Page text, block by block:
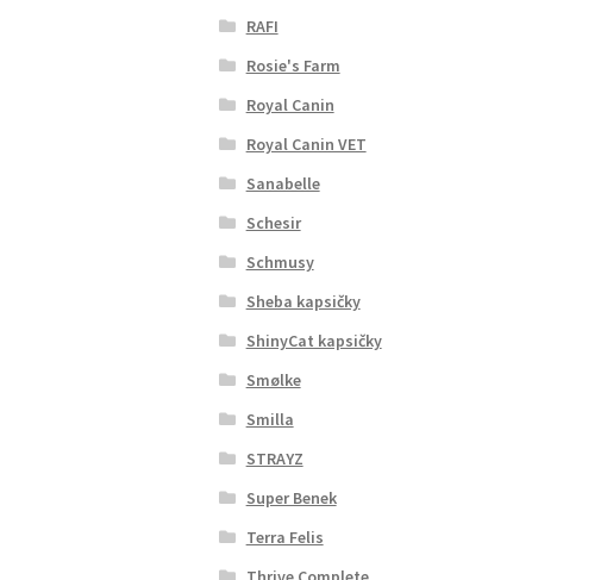
RAFI
Rosie's Farm
Royal Canin
Royal Canin VET
Sanabelle
Schesir
Schmusy
Sheba kapsičky
ShinyCat kapsičky
Smølke
Smilla
STRAYZ
Super Benek
Terra Felis